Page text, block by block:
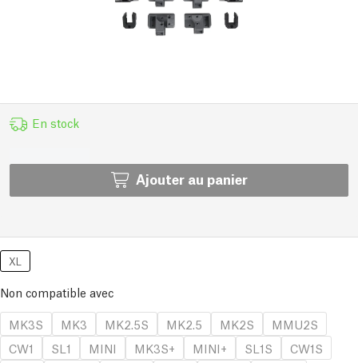
En stock
Ajouter au panier
XL
Non compatible avec
MK3S
MK3 MK2.5S MK2.5 MK2S
MMU2S
CW1
SL1 MINI MK3S+ MINI+ SL1S
CW1S